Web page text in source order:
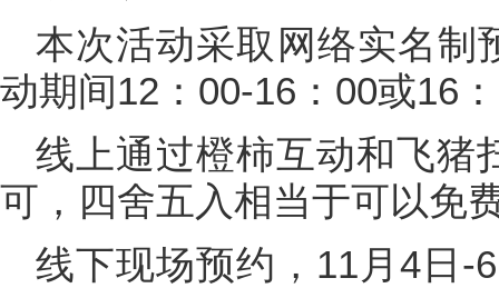
本次活动采取网络实名制
动期间12：00-16：00或16
线上通过橙柿互动和飞猪
可，四舍五入相当于可以免
线下现场预约，11月4日-